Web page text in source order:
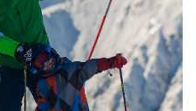
Next